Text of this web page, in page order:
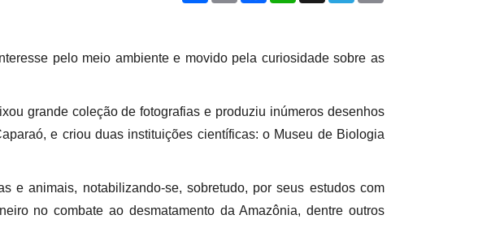
pelo meio ambiente e movido pela curiosidade sobre as
grande coleção de fotografias e produziu inúmeros desenhos
e criou duas instituições científicas: o Museu de Biologia
e animais, notabilizando-se, sobretudo, por seus estudos com
no combate ao desmatamento da Amazônia, dentre outros